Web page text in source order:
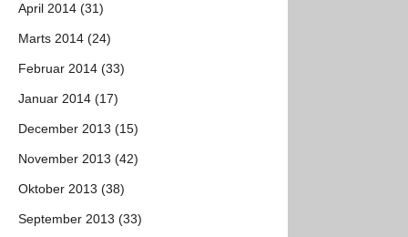
April 2014 (31)
Marts 2014 (24)
Februar 2014 (33)
Januar 2014 (17)
December 2013 (15)
November 2013 (42)
Oktober 2013 (38)
September 2013 (33)